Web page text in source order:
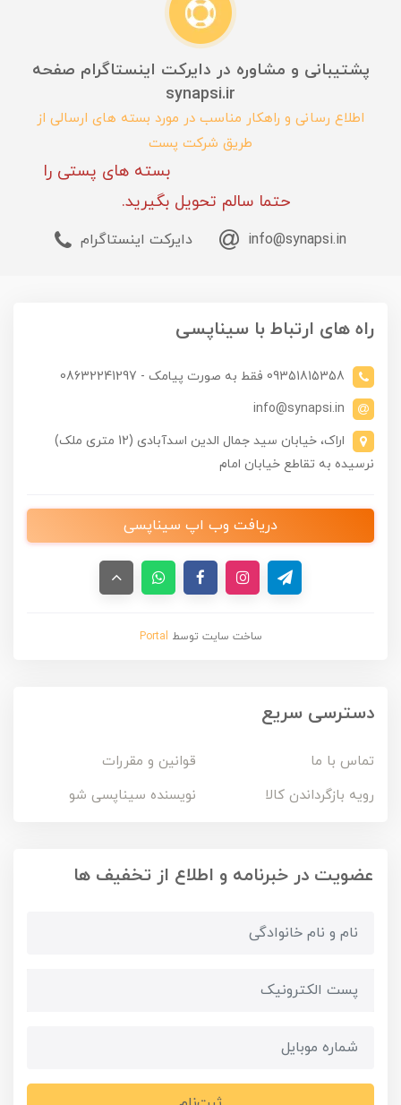
پشتیبانی و مشاوره در دایرکت اینستاگرام صفحه
synapsi.ir
اطلاع رسانی و راهکار مناسب در مورد بسته های ارسالی از
طریق شرکت پست
بسته های پستی را
حتما سالم تحویل بگیرید.
info@synapsi.in دایرکت اینستاگرام
راه های ارتباط با سیناپسی
09351815358 فقط به صورت پیامک - 08632241297
info@synapsi.in
اراک، خیابان سید جمال الدین اسدآبادی (12 متری ملک)
نرسیده به تقاطع خیابان امام
دریافت وب اپ سیناپسی
ساخت سایت توسط Portal
دسترسی سریع
تماس با ما
قوانین و مقررات
رویه بازگرداندن کالا
نویسنده سیناپسی شو
عضویت در خبرنامه و اطلاع از تخفیف ها